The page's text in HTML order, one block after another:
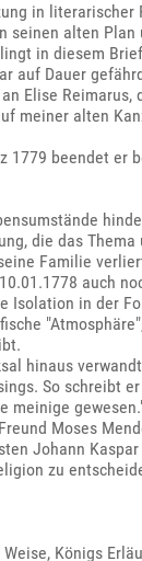
in
seinen alten
in diesem
auf Dauer
Elise Reimarus,
meiner alten
1779 beendet er
die das Thema
Familie
auch
Isolation in der
hinaus
So schreibt
meinige
Moses
Johann
zu
Königs